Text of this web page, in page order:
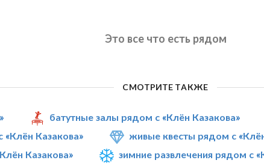
Это все что есть рядом
СМОТРИТЕ ТАКЖЕ
батутные залы рядом с «Клён Казакова»
Казакова»
живые квесты рядом с
Казакова»
зимние развлечения рядом с